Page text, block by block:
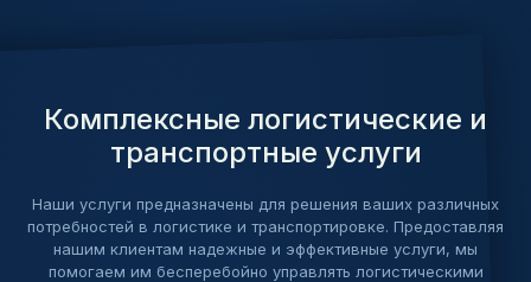
Комплексные логистические и
транспортные услуги
Наши услуги предназначены для решения ваших различных
потребностей в логистике и транспортировке. Предоставляя
нашим клиентам надежные и эффективные услуги, мы
помогаем им бесперебойно управлять логистическими